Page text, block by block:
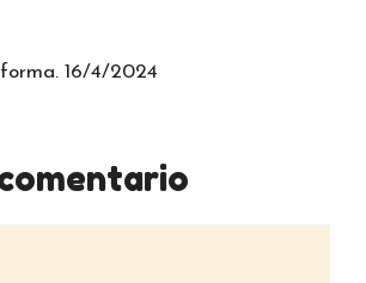
16/4/2024